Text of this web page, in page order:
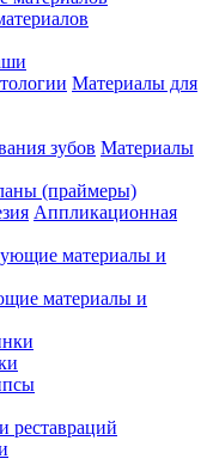
Материалы для
Материалы
(праймеры)
Аппликационная
материалы и
реставраций